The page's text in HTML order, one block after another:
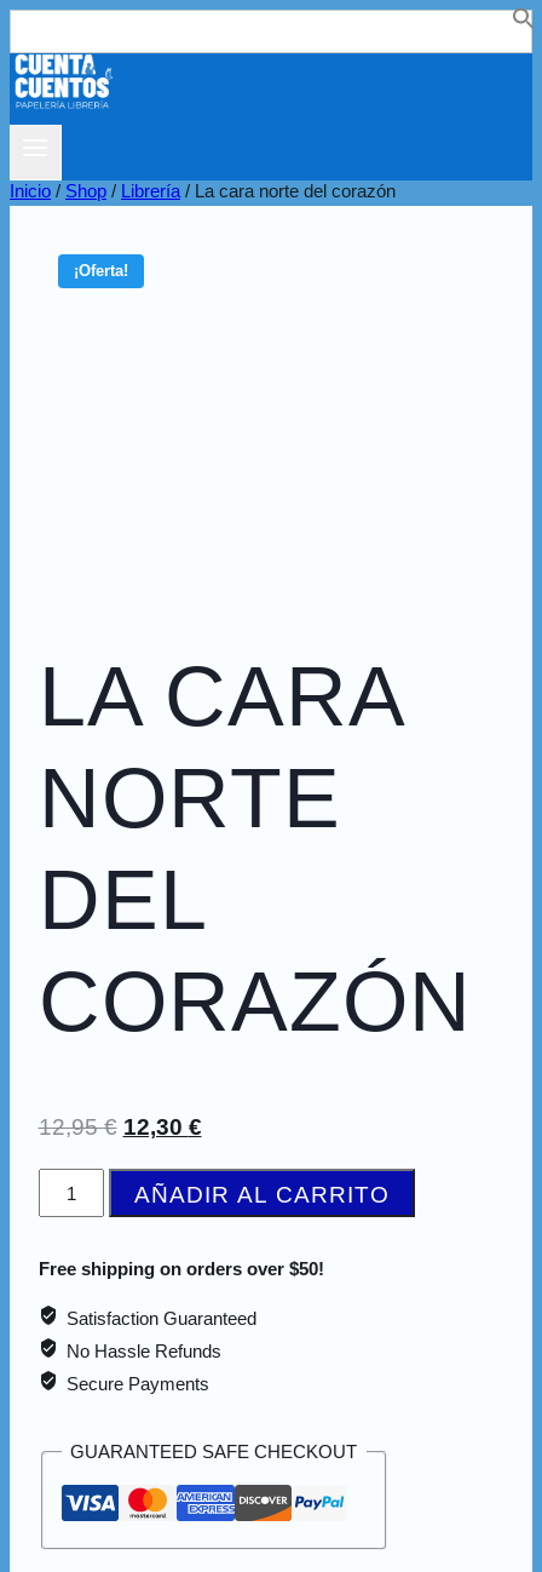
Buscar:
Inicio / Shop / Librería / La cara norte del corazón
¡Oferta!
LA CARA
NORTE
DEL
CORAZÓN
12,95€ 12,30 €
AÑADIR AL CARRITO
Free shipping on orders over $50!
Satisfaction Guaranteed
No Hassle Refunds
Secure Payments
GUARANTEED SAFE CHECKOUT